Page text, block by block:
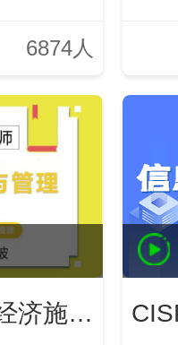
6874人
2021、2022建筑经济施工与管理（新）